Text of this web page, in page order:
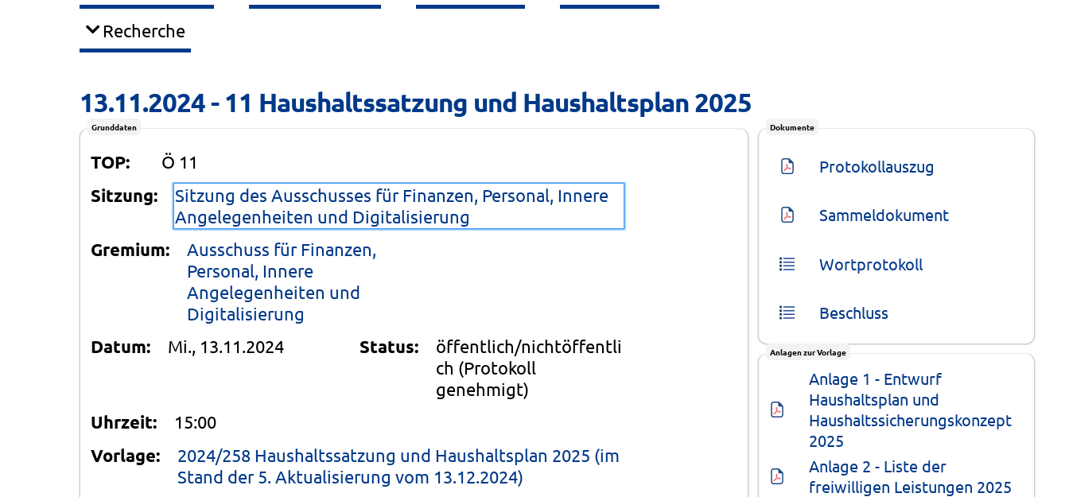
Recherche
13.11.2024 - 11 Haushaltssatzung und Haushaltsplan 2025
Grunddaten
TOP: Ö 11
Sitzung:
Sitzung des Ausschusses für Finanzen, Personal, Innere
Angelegenheiten und Digitalisierung
Gremium:
Ausschuss für Finanzen,
Personal, Innere
Angelegenheiten und
Digitalisierung
Datum: Mi., 13.11.2024 Status:
öffentlich/nichtöffentli
ch (Protokoll
genehmigt)
Uhrzeit: 15:00
Vorlage:
2024/258 Haushaltssatzung und Haushaltsplan 2025 (im
Stand der 5. Aktualisierung vom 13.12.2024)
Dokumente
Protokollauszug
Sammeldokument
Wortprotokoll
Beschluss
Anlagen zur Vorlage
Anlage 1 - Entwurf
Haushaltsplan und
Haushaltssicherungskonzept
2025
Anlage 2 - Liste der
freiwilligen Leistungen 2025